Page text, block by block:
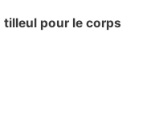
tilleul pour le corps